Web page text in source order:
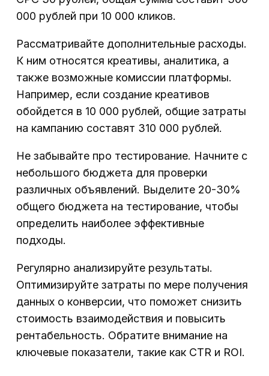
000 рублей при 10 000 кликов.
Рассматривайте дополнительные расходы.
К ним относятся креативы, аналитика, а
также возможные комиссии платформы.
Например, если создание креативов
обойдется в 10 000 рублей, общие затраты
на кампанию составят 310 000 рублей.
Не забывайте про тестирование. Начните с
небольшого бюджета для проверки
различных объявлений. Выделите 20-30%
общего бюджета на тестирование, чтобы
определить наиболее эффективные
подходы.
Регулярно анализируйте результаты.
Оптимизируйте затраты по мере получения
данных о конверсии, что поможет снизить
стоимость взаимодействия и повысить
рентабельность. Обратите внимание на
ключевые показатели, такие как CTR и ROI.